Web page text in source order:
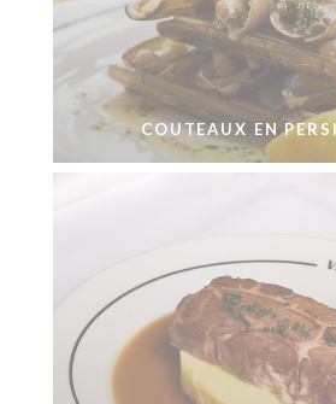
COUTEAUX EN